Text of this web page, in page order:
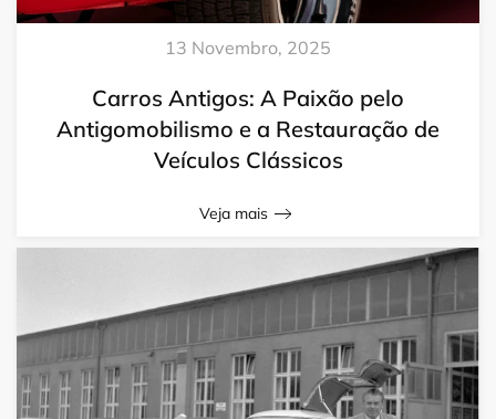
13 Novembro, 2025
Carros Antigos: A Paixão pelo
Antigomobilismo e a Restauração de
Veículos Clássicos
Veja mais